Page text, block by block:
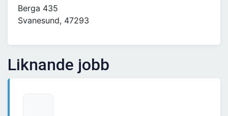
Berga 435
Svanesund, 47293
Liknande jobb